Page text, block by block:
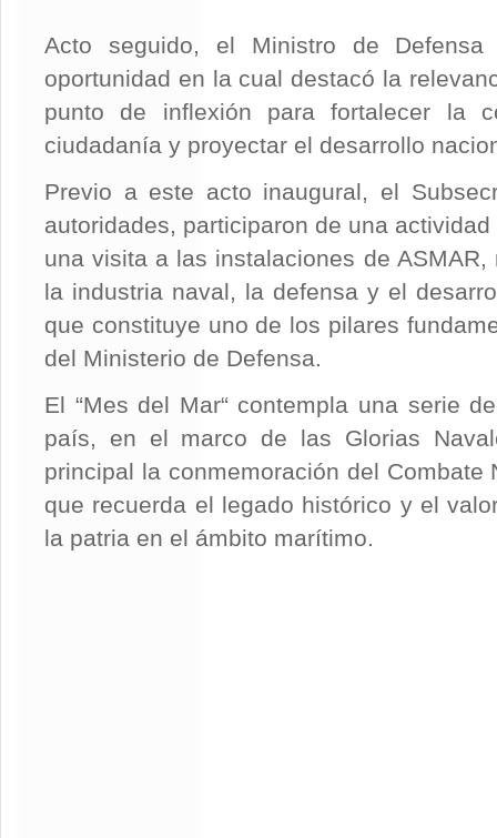
Acto seguido, el Ministro de
oportunidad en la cual destacó la
punto de inflexión para fortalecer la
ciudadanía y proyectar el desarrollo
Previo a este acto inaugural, el
autoridades, participaron de una
una visita a las instalaciones de
la industria naval, la defensa y el
que constituye uno de los pilares
del Ministerio de Defensa.
El “Mes del Mar“ contempla una serie
país, en el marco de las Glorias
principal la conmemoración del Combate
que recuerda el legado histórico y el
la patria en el ámbito marítimo.